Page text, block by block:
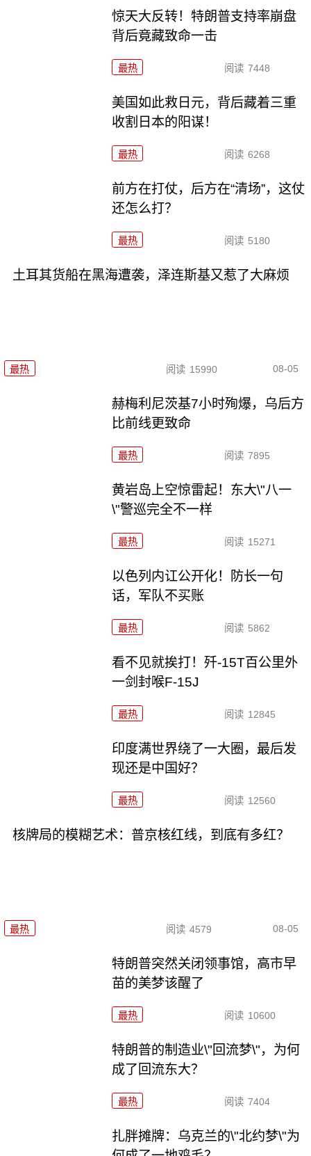
惊天大反转！特朗普支持率崩盘
背后竟藏致命一击
最热 阅读 7448
美国如此救日元，背后藏着三重
收割日本的阳谋！
最热 阅读 6268
前方在打仗，后方在“清场”，这仗
还怎么打？
最热 阅读 5180
土耳其货船在黑海遭袭，泽连斯基又惹了大麻烦
最热 阅读 15990 08-05
赫梅利尼茨基7小时殉爆，乌后方
比前线更致命
最热 阅读 7895
黄岩岛上空惊雷起！东大\"八一
\"警巡完全不一样
最热 阅读 15271
以色列内讧公开化！防长一句
话，军队不买账
最热 阅读 5862
看不见就挨打！歼-15T百公里外
一剑封喉F-15J
最热 阅读 12845
印度满世界绕了一大圈，最后发
现还是中国好？
最热 阅读 12560
核牌局的模糊艺术：普京核红线，到底有多红？
最热 阅读 4579 08-05
特朗普突然关闭领事馆，高市早
苗的美梦该醒了
最热 阅读 10600
特朗普的制造业\"回流梦\"，为何
成了回流东大？
最热 阅读 7404
扎胖摊牌：乌克兰的\"北约梦\"为